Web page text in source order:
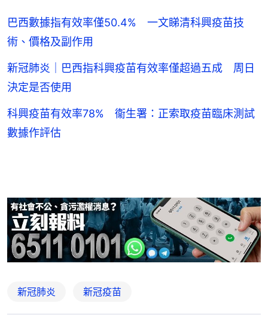
巴西數據指有效率僅50.4% 一文睇清科興疫苗技
術、價格及副作用
新冠肺炎｜巴西指科興疫苗有效率僅超過五成 周日
決定是否使用
科興疫苗有效率78% 衞生署：正索取疫苗臨床測試
數據作評估
新冠肺炎 新冠疫苗